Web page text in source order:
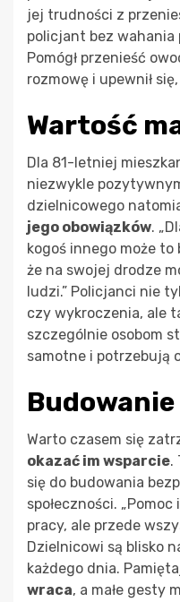
jej trudności z
policjant bez wahania
Pomógł przenieść
rozmowę i upewnił
Wartość
Dla 81-letniej
niezwykle
dzielnicowego
jego obowiązków.
kogoś innego może to
że na swojej drodze
ludzi.” Policjanci nie
czy wykroczenia, ale
szczególnie osobom
samotne i potrzebują
Warto czasem się
okazać im wsparcie.
się do budowania
społeczności.
pracy, ale przede
Dzielnicowi są blisko
każdego dnia.
wraca, a małe gesty